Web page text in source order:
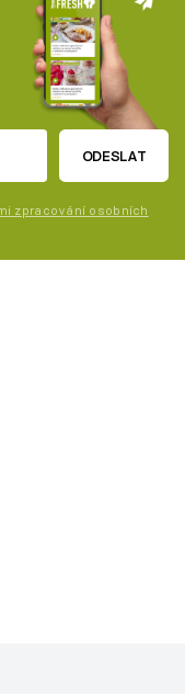
ODESLAT
zpracování osobních